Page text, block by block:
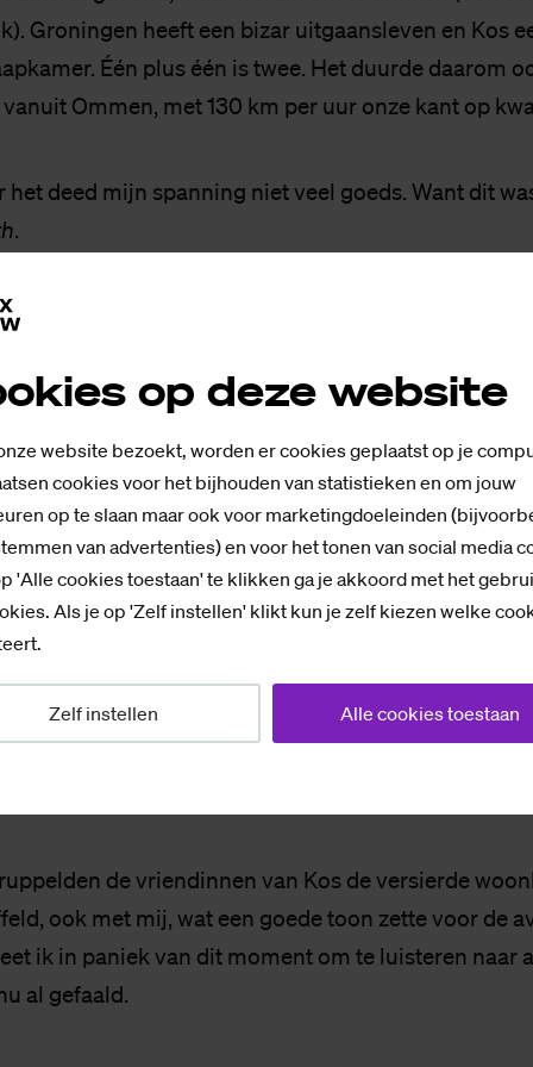
op deze website
website bezoekt, worden er cookies geplaatst op je
cookies voor het bijhouden van statistieken en om jouw
op te slaan maar ook voor marketingdoeleinden
van advertenties) en voor het tonen van social media
'Alle cookies toestaan' te klikken ga je akkoord met het
Als je op 'Zelf instellen' klikt kun je zelf kiezen welke
Zelf instellen Alle cookies toestaan
Groningen heeft een bizar uitgaansleven en Kos
Één plus één is twee. Het duurde daarom
Ommen, met 130 km per uur onze kant op
het deed mijn spanning niet veel goeds. Want dit
.
Kos omhelzen
een last van mijn
Ik zie dit wel
de vriendinnen van Kos de versierde
ook met mij, wat een goede toon zette voor de
ik in paniek van dit moment om te luisteren naar
al gefaald.